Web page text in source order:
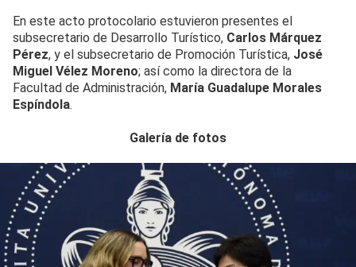
En este acto protocolario estuvieron presentes el
subsecretario de Desarrollo Turístico, Carlos Márquez
Pérez, y el subsecretario de Promoción Turística, José
Miguel Vélez Moreno; así como la directora de la
Facultad de Administración, María Guadalupe Morales
Espíndola.
Galería de fotos